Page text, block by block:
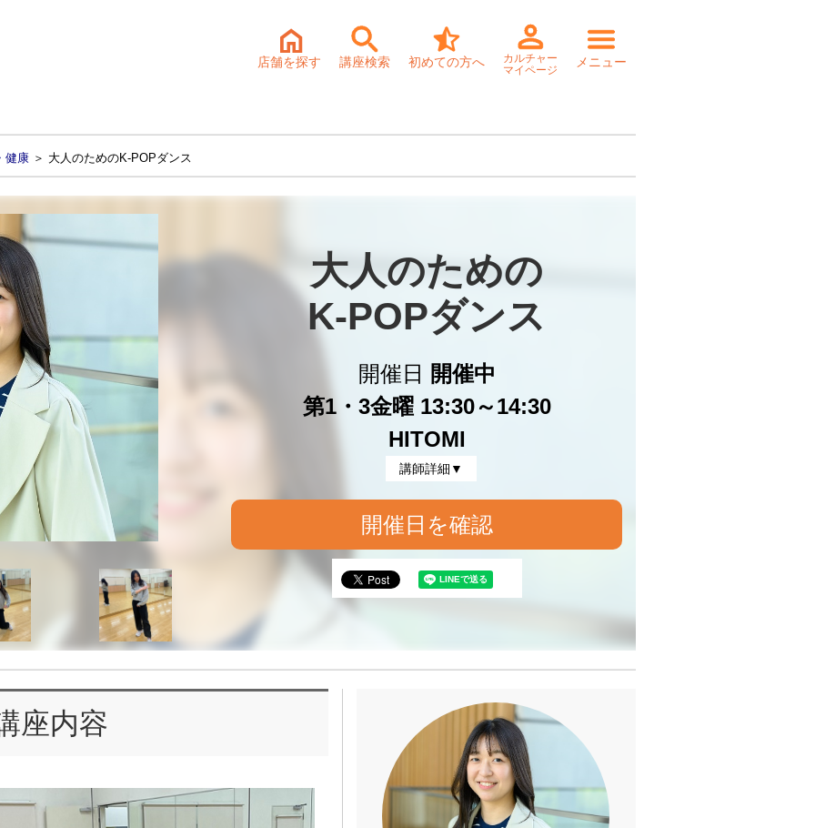
店舗を探す 講座検索 初めての方へ
カルチャー
マイページ
メニュー
健康 ＞ 大人のためのK-POPダンス
大人のための
K-POPダンス
開催日
開催中
第1・3金曜 13:30～14:30
HITOMI
講師詳細▼
開催日を確認
座内容